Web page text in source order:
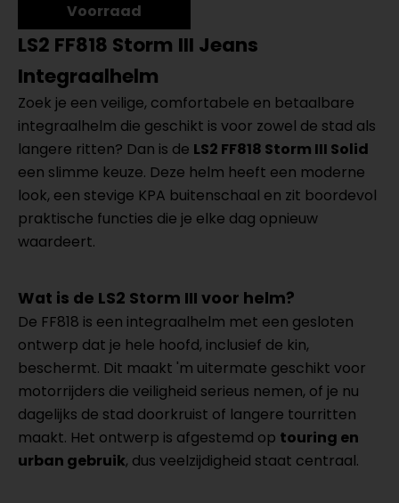
Voorraad
LS2 FF818 Storm III Jeans
Integraalhelm
Zoek je een veilige, comfortabele en betaalbare
integraalhelm die geschikt is voor zowel de stad als
langere ritten? Dan is de LS2 FF818 Storm III Solid
een slimme keuze. Deze helm heeft een moderne
look, een stevige KPA buitenschaal en zit boordevol
praktische functies die je elke dag opnieuw
waardeert.
Wat is de LS2 Storm III voor helm?
De FF818 is een integraalhelm met een gesloten
ontwerp dat je hele hoofd, inclusief de kin,
beschermt. Dit maakt 'm uitermate geschikt voor
motorrijders die veiligheid serieus nemen, of je nu
dagelijks de stad doorkruist of langere tourritten
maakt. Het ontwerp is afgestemd op touring en
urban gebruik, dus veelzijdigheid staat centraal.